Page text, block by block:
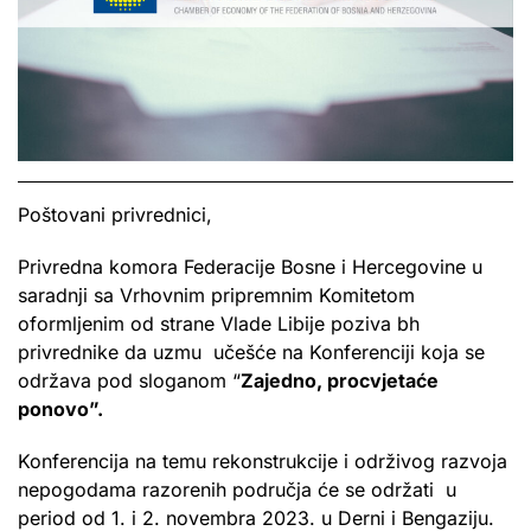
Poštovani privrednici,
Privredna komora Federacije Bosne i Hercegovine u
saradnji sa Vrhovnim pripremnim Komitetom
oformljenim od strane Vlade Libije poziva bh
privrednike da uzmu učešće na Konferenciji koja se
održava pod sloganom “Zajedno, procvjetaće
ponovo”.
Konferencija na temu rekonstrukcije i održivog razvoja
nepogodama razorenih područja će se održati u
period od 1. i 2. novembra 2023. u Derni i Bengaziju.